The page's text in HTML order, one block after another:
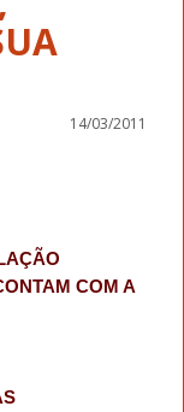
14/03/2011
COM A